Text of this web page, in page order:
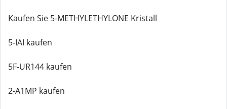
Kaufen Sie 5-METHYLETHYLONE Kristall
5-IAI kaufen
5F-UR144 kaufen
2-A1MP kaufen